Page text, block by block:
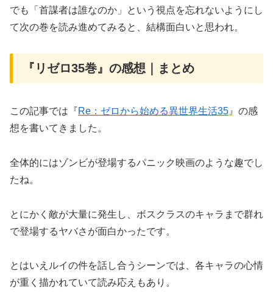
でも「首謀者は誰なのか」という視点を忘れないようにし
て次の巻を読み進めてみると、結構面白いと思われ。
『リゼロ35巻』の感想｜まとめ
この記事では『Re：ゼロから始める異世界生活35 』の感
想を書いてきました。
全体的にはゾンビが登場するパニック映画のような趣でし
たね。
とにかく敵が大量に発生し、ボスクラスのキャラまで群れ
で登場するヤバさが面白かったです。
とはいえルイの件を話し合うシーンでは、各キャラの心情
が重く描かれていて読み応えもあり。